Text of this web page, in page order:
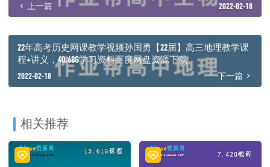
│ │ ├─ 01.【通史整合】四大制度贯穿先秦史.pdf
│ │ ├─ 02【通史整合】三大视角把握秦汉时期封建社会的雏形.pdf
│ │ ├─ 05.【通史整合】正反方向捋清宋元时期封建社会的浮沉.pdf
│ │ ├─ 06.【通史整合】七大趋势领会明清时期封建社会的顶峰.pdf
│ │ ├─ 07.【通史整合】时空法纵贯近代史（1840-1894年）.pdf
│ │ ├─ 08.【通史整合】时空法纵贯近代史（1894-1912年）.pdf
│ │ ├─ 11.【通史整合】新中国社会主义曲折建设（1949-1978
年）.pdf
│ │ ├─ 12.【通史整合】改革开放新时期的伟大成就（1978年至
今）.pdf
上一篇 2022-02-18
22年高考历史网课教学视频孙国勇【22届】高三地理教学课
程+讲义，40.68G学习资料百度网盘资源下载
2022-02-18 下一篇
相关推荐